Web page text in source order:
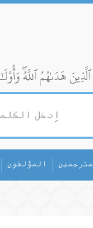
المؤلفون